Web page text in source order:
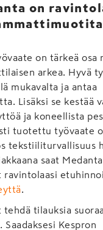
on
on tärkeä osa
arkea. Hyvä
mukavalta ja antaa
Lisäksi se kestää
ja koneellista
tuotettu työvaate
tekstiiliturvallisuus
saat
ravintolaasi
tehdä tilauksia
Saadaksesi Kespron